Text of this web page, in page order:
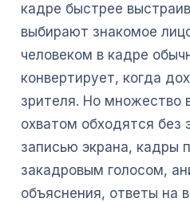
кадре быстрее
выбирают знакомое
человеком в кадре
конвертирует, когда
зрителя. Но множество
охватом обходятся без
записью экрана, кадры
закадровым голосом,
объяснения, ответы на